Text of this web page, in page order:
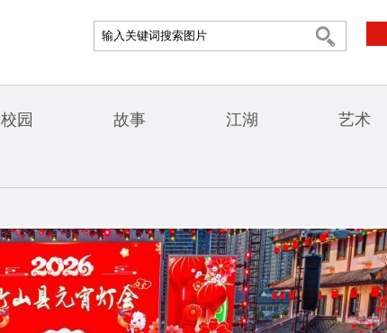
校园 故事 江湖 艺术